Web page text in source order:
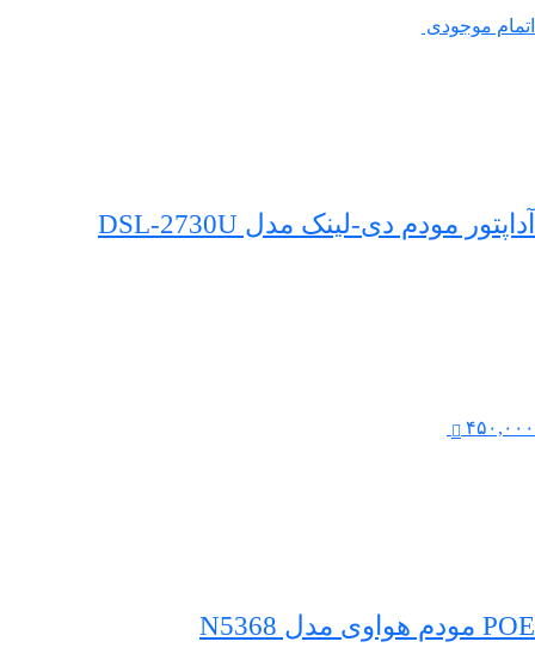
اتمام موجودی
آداپتور مودم دی‌-لینک مدل DSL-2730U
۴۵۰,۰۰۰
POE مودم هواوی مدل N5368